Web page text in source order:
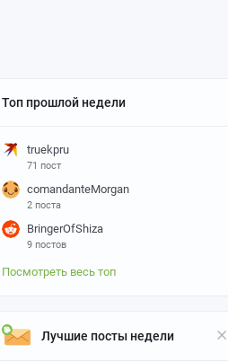
Топ прошлой недели
truekpru
71 пост
comandanteMorgan
2 поста
BringerOfShiza
9 постов
Посмотреть весь топ
Лучшие посты недели